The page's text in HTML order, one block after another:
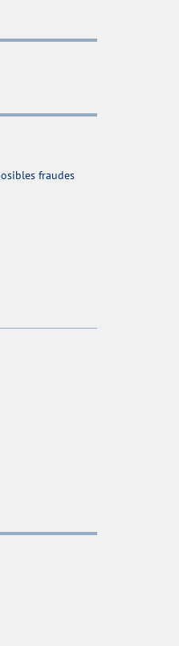
fraudes